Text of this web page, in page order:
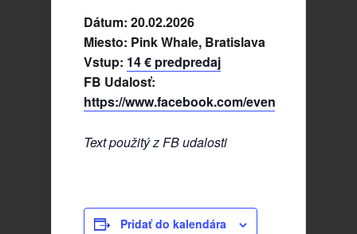
Dátum: 20.02.2026
Miesto: Pink Whale, Bratislava
Vstup: 14 € predpredaj
FB Udalosť:
https://www.facebook.com/events/
Text použitý z FB udalosti
Pridať do kalendára